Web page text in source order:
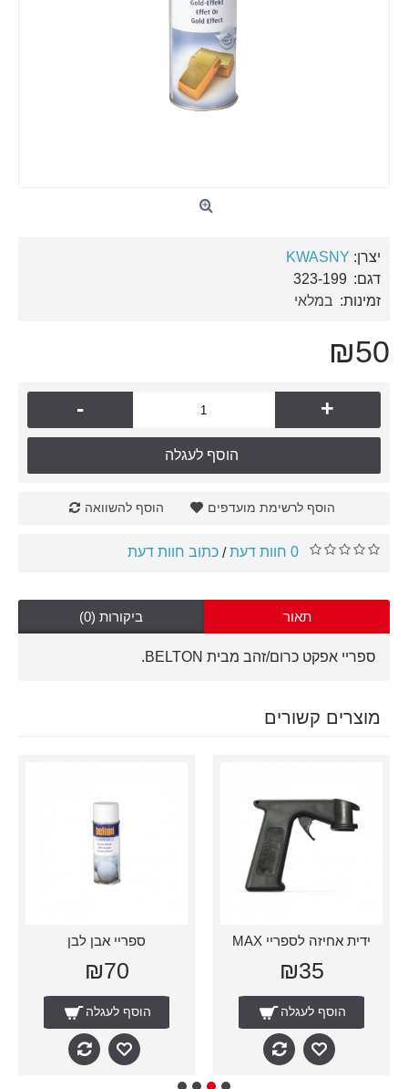
יצרן: KWASNY
דגם: 323-199
זמינות: במלאי
₪50
- +
הוסף לעגלה
הוסף לרשימת מועדפים הוסף להשוואה
0 חוות דעת / כתוב חוות דעת
תאור ביקורות (0)
ספריי אפקט כרום/זהב מבית BELTON.
מוצרים קשורים
ידית אחיזה לספריי MAX
₪35
הוסף לעגלה
ספריי אבן לבן
₪70
הוסף לעגלה